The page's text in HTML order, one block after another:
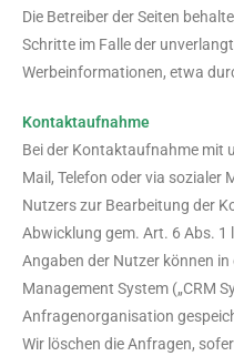
Die Betreiber der Seiten
Schritte im Falle der
Werbeinformationen, etwa
Kontaktaufnahme
Bei der Kontaktaufnahme mit
Mail, Telefon oder via sozialer
Nutzers zur Bearbeitung der
Abwicklung gem. Art. 6 Abs. 1
Angaben der Nutzer können
Management System („CRM
Anfragenorganisation
Wir löschen die Anfragen,